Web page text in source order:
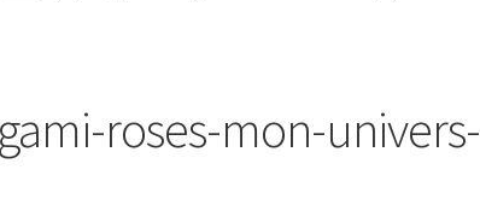
roses-mon-univers-